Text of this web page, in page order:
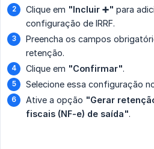
Clique em "Incluir ➕" para
configuração de IRRF.
Preencha os campos
retenção.
Clique em "Confirmar".
Selecione essa configuração
Ative a opção "Gerar
fiscais (NF-e) de saída".